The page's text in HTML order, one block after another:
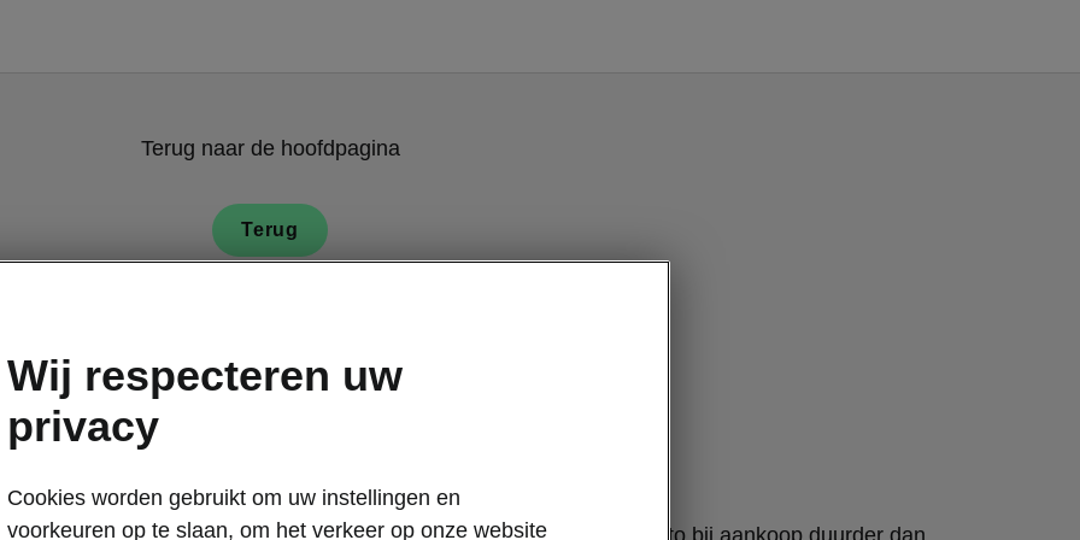
Terug naar de hoofdpagina
Terug
Ook al is een elektrische auto bij aankoop duurder dan
Wij respecteren uw
privacy
Cookies worden gebruikt om uw instellingen en
voorkeuren op te slaan, om het verkeer op onze website